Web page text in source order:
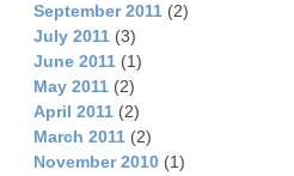
September 2011 (2)
July 2011 (3)
June 2011 (1)
May 2011 (2)
April 2011 (2)
March 2011 (2)
November 2010 (1)